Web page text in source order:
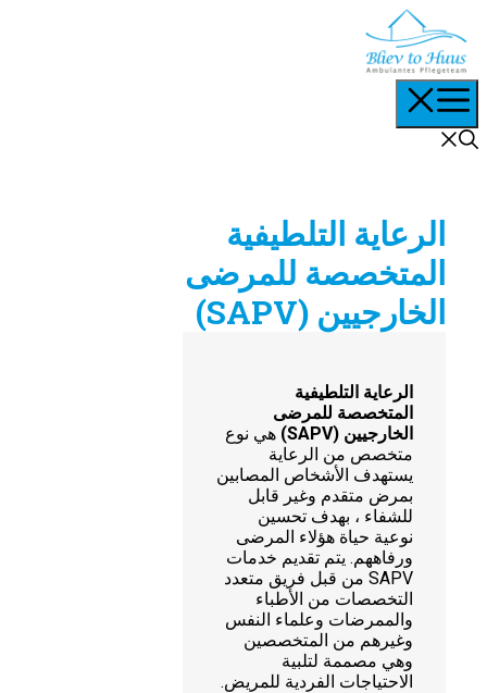
إلى
المحتوى
الرعاية التلطيفية
المتخصصة للمرضى
الخارجيين (SAPV)
الرعاية التلطيفية
المتخصصة للمرضى
الخارجيين (SAPV)
هي نوع
متخصص من الرعاية
يستهدف الأشخاص المصابين
بمرض متقدم وغير قابل
للشفاء ، بهدف تحسين
نوعية حياة هؤلاء المرضى
ورفاههم. يتم تقديم خدمات
SAPV من قبل فريق متعدد
التخصصات من الأطباء
والممرضات وعلماء النفس
وغيرهم من المتخصصين
وهي مصممة لتلبية
الاحتياجات الفردية للمريض.